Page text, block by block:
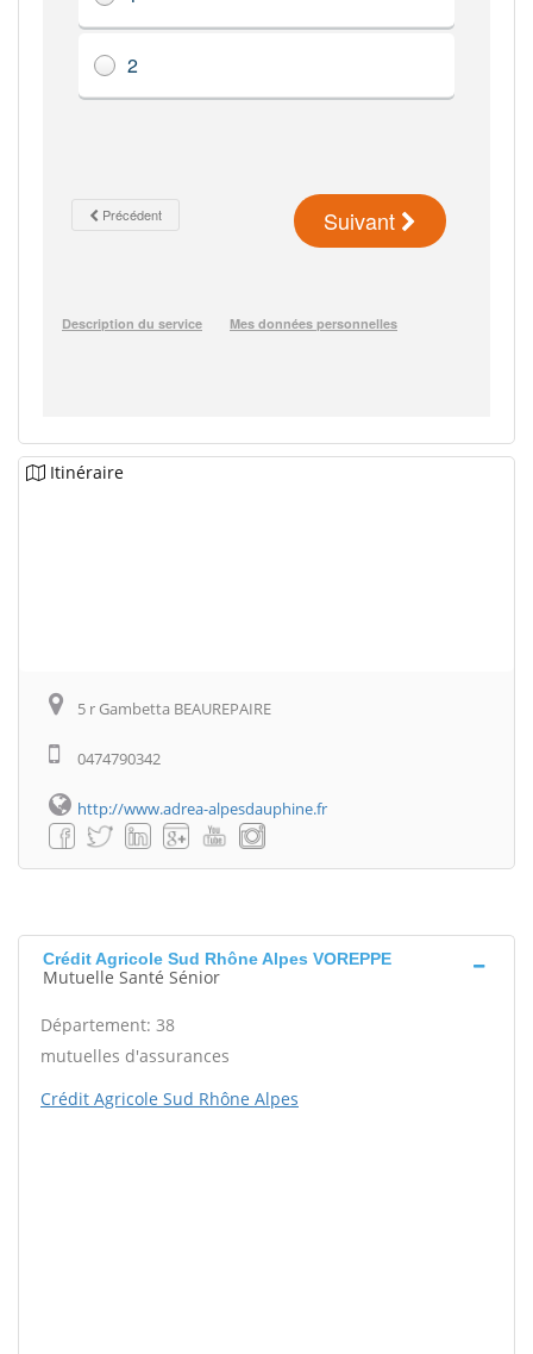
Itinéraire
5 r Gambetta BEAUREPAIRE
0474790342
http://www.adrea-alpesdauphine.fr
Crédit Agricole Sud Rhône Alpes VOREPPE
Mutuelle Santé Sénior
Département: 38
mutuelles d'assurances
Crédit Agricole Sud Rhône Alpes